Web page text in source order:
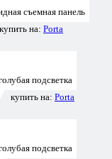
съемная панель
купить на: Porta
подсветка
купить на: Porta
подсветка